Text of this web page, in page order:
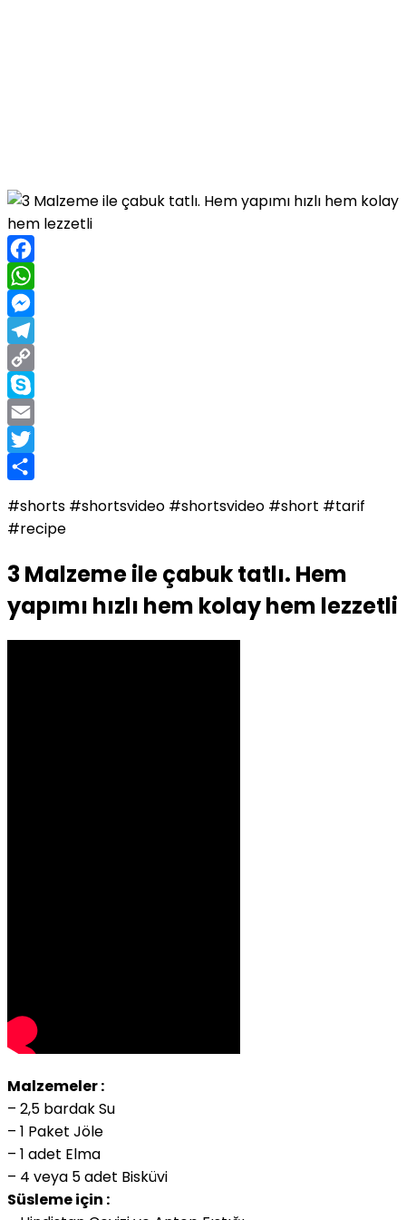
Facebook
WhatsApp
Messenger
Telegram
Copy
Link
Skype
Email
Twitter
#shorts #shortsvideo #shortsvideo #short #tarif
#recipe
3 Malzeme ile çabuk tatlı. Hem
yapımı hızlı hem kolay hem lezzetli
Malzemeler :
– 2,5 bardak Su
– 1 Paket Jöle
– 1 adet Elma
– 4 veya 5 adet Bisküvi
Süsleme için :